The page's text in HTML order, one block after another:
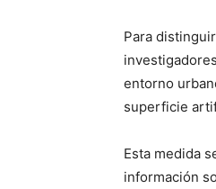
Para
entorno
superficie
Esta medida
información